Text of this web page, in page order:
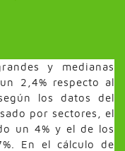
y medianas
2,4% respecto al
los datos del
por sectores, el
un 4% y el de los
En el cálculo de